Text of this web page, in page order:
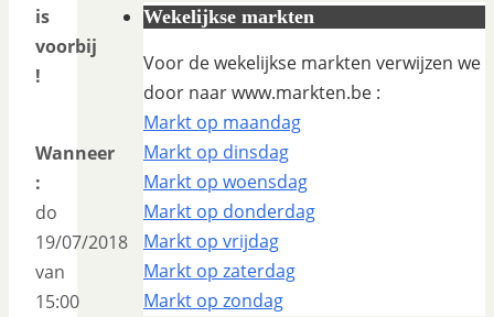
is
voorbij
!
Wanneer
:
do
19/07/2018
van
15:00
Wekelijkse markten
Voor de wekelijkse markten verwijzen we
door naar www.markten.be :
Markt op maandag
Markt op dinsdag
Markt op woensdag
Markt op donderdag
Markt op vrijdag
Markt op zaterdag
Markt op zondag